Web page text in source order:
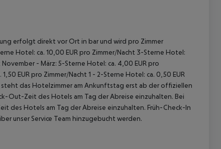
erfolgt direkt vor Ort in bar und wird pro Zimmer
Hotel: ca. 10,00 EUR pro Zimmer/Nacht 3-Sterne Hotel:
November - März: 5-Sterne Hotel: ca. 4,00 EUR pro
EUR pro Zimmer/Nacht 1 - 2-Sterne Hotel: ca. 0,50 EUR
das Hotelzimmer am Ankunftstag erst ab der offiziellen
Out-Zeit des Hotels am Tag der Abreise einzuhalten. Bei
des Hotels am Tag der Abreise einzuhalten. Früh-Check-In
unser Service Team hinzugebucht werden.